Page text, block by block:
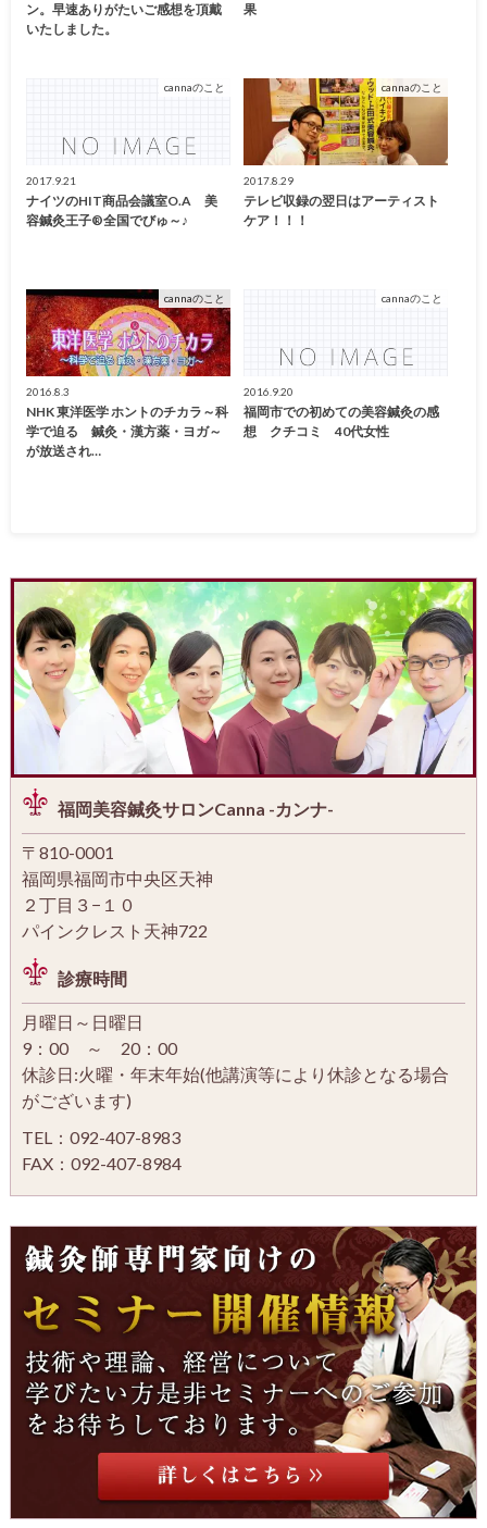
ン。早速ありがたいご感想を頂戴
いたしました。
果
cannaのこと
2017.9.21
ナイツのHIT商品会議室O.A 美
容鍼灸王子®全国でびゅ～♪
cannaのこと
2017.8.29
テレビ収録の翌日はアーティスト
ケア！！！
cannaのこと
2016.8.3
NHK 東洋医学 ホントのチカラ～科
学で迫る 鍼灸・漢方薬・ヨガ～
が放送され…
cannaのこと
2016.9.20
福岡市での初めての美容鍼灸の感
想 クチコミ 40代女性
福岡美容鍼灸サロンCanna -カンナ-
〒810-0001
福岡県福岡市中央区天神
２丁目３−１０
パインクレスト天神722
診療時間
月曜日～日曜日
9：00 ～ 20：00
休診日:火曜・年末年始(他講演等により休診となる場合
がございます)
TEL：092-407-8983
FAX：092-407-8984